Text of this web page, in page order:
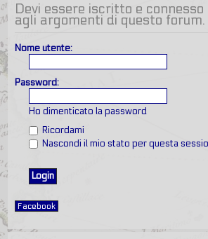
Devi essere iscritto e
agli argomenti di questo forum.
Nome utente:
Password:
Ho dimenticato la password
Ricordami
Nascondi il mio stato per questa
Facebook